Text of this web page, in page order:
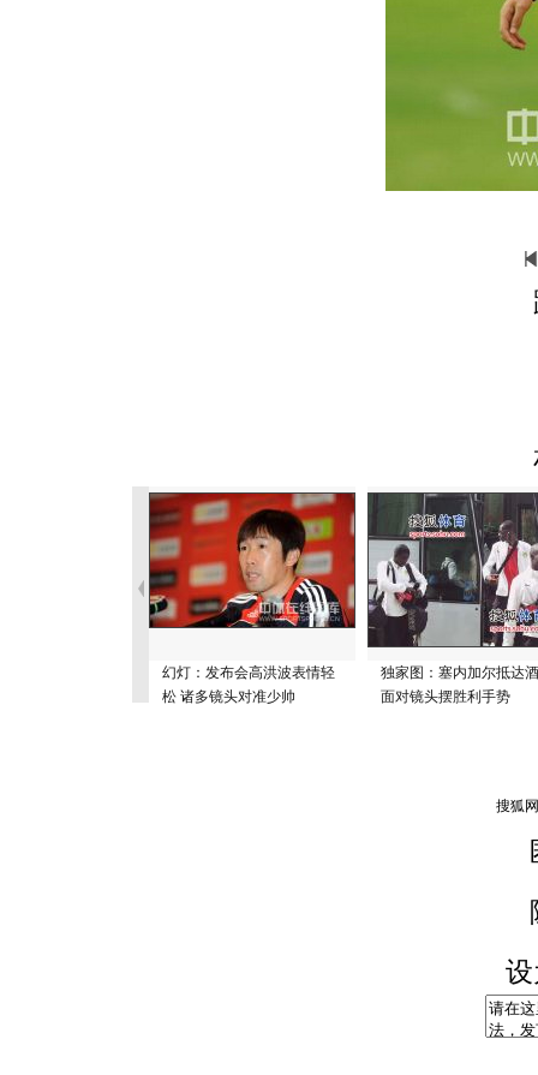
幻灯：发布会高洪波表情轻
松 诸多镜头对准少帅
独家图：塞内加尔抵达
面对镜头摆胜利手势